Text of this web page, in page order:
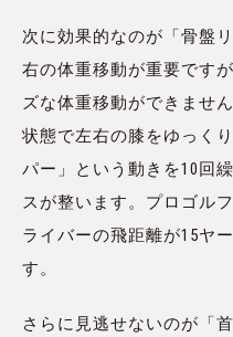
次に効果的なのが「骨盤
右の体重移動が重要です
ズな体重移動ができませ
状態で左右の膝をゆっく
パー」という動きを10回
スが整います。プロゴル
ライバーの飛距離が15ヤ
す。
さらに見逃せないのが「